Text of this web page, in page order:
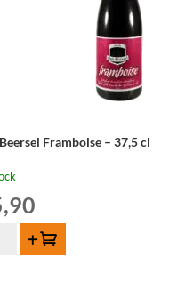
Framboise – 37,5 cl
Ajouter au panier